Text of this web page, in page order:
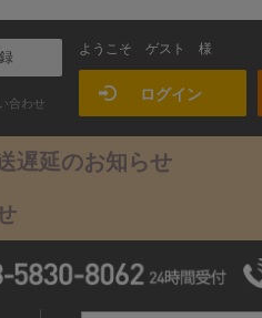
合わせ
ようこそ ゲスト 様
ログイン
遅延のお知らせ